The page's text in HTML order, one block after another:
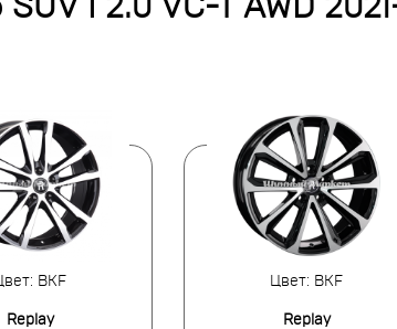
I 2.0 VC-T AWD
BKF
Replay
Цвет: BKF
Replay